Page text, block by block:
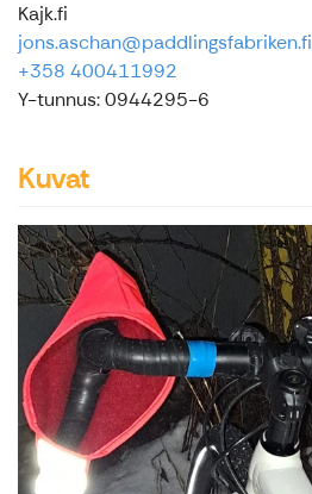
Kajk.fi
jons.aschan@paddlingsfabriken.fi
+358 400411992
Y-tunnus: 0944295-6
Kuvat